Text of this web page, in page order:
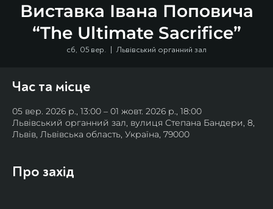
Виставка Івана Поповича
“The Ultimate Sacrifice”
сб, 05 вер.
  |
Львівський органний зал
Час та місце
05 вер. 2026 р., 13:00 – 01 жовт. 2026 р., 18:00
Львівський органний зал, вулиця Степана Бандери, 8,
Львів, Львівська область, Україна, 79000
Про захід